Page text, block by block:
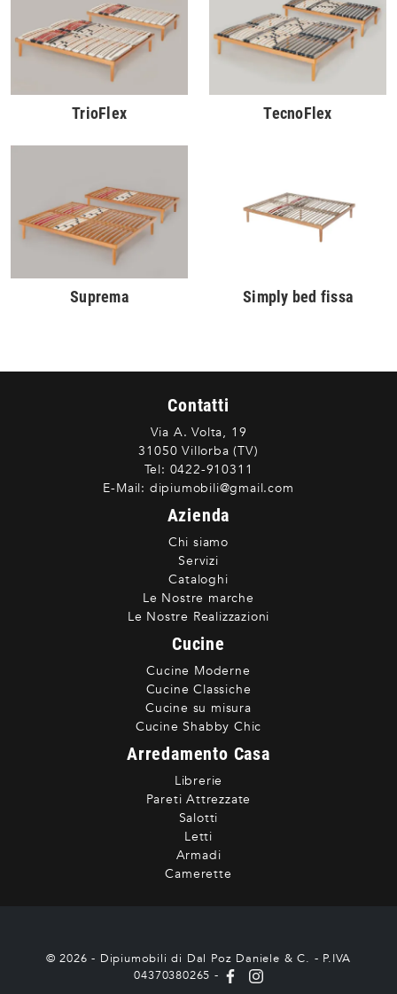
TrioFlex TecnoFlex
Suprema Simply bed fissa
Contatti
Via A. Volta, 19
31050 Villorba (TV)
Tel: 0422-910311
E-Mail: dipiumobili@gmail.com
Azienda
Chi siamo
Servizi
Cataloghi
Le Nostre marche
Le Nostre Realizzazioni
Cucine
Cucine Moderne
Cucine Classiche
Cucine su misura
Cucine Shabby Chic
Arredamento Casa
Librerie
Pareti Attrezzate
Salotti
Letti
Armadi
Camerette
© 2026 - Dipiumobili di Dal Poz Daniele & C. - P.IVA
04370380265 -